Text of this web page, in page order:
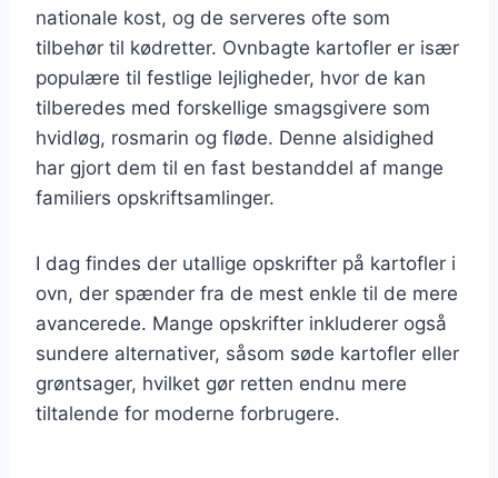
nationale kost, og de serveres ofte som
tilbehør til kødretter. Ovnbagte kartofler er især
populære til festlige lejligheder, hvor de kan
tilberedes med forskellige smagsgivere som
hvidløg, rosmarin og fløde. Denne alsidighed
har gjort dem til en fast bestanddel af mange
familiers opskriftsamlinger.
I dag findes der utallige opskrifter på kartofler i
ovn, der spænder fra de mest enkle til de mere
avancerede. Mange opskrifter inkluderer også
sundere alternativer, såsom søde kartofler eller
grøntsager, hvilket gør retten endnu mere
tiltalende for moderne forbrugere.